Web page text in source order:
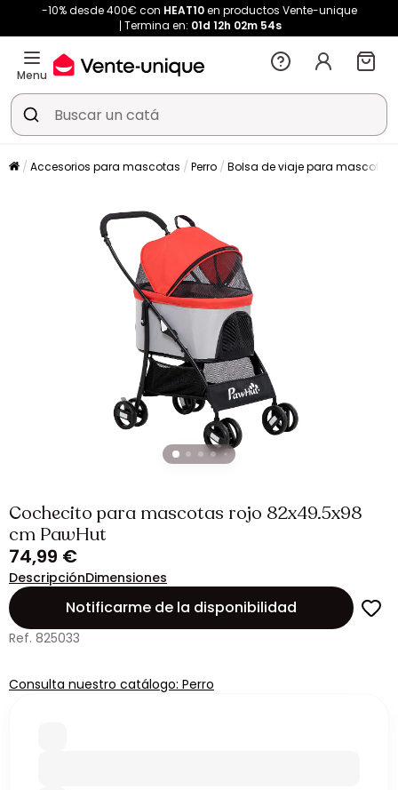
-10% desde 400€ con HEAT10en productos Vente-unique
Termina en: 01d 12h 02m 54s
Menu
Accesorios para mascotas Perro Bolsa de viaje para mascotas
Cochecito para mascotas rojo 82x49.5x98
cm PawHut
74,99 €
DescripciónDimensiones
Notificarme de la disponibilidad
Ref. 825033
Consulta nuestro catálogo: Perro